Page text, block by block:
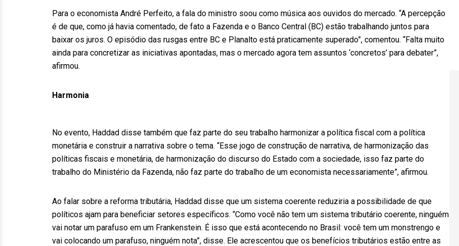
Para o economista André Perfeito, a fala do ministro soou como música aos ouvidos do mercado. “A percepção
é de que, como já havia comentado, de fato a Fazenda e o Banco Central (BC) estão trabalhando juntos para
baixar os juros. O episódio das rusgas entre BC e Planalto está praticamente superado”, comentou. “Falta muito
ainda para concretizar as iniciativas apontadas, mas o mercado agora tem assuntos ‘concretos’ para debater”,
afirmou.
Harmonia
No evento, Haddad disse também que faz parte do seu trabalho harmonizar a política fiscal com a política
monetária e construir a narrativa sobre o tema. “Esse jogo de construção de narrativa, de harmonização das
políticas fiscais e monetária, de harmonização do discurso do Estado com a sociedade, isso faz parte do
trabalho do Ministério da Fazenda, não faz parte do trabalho de um economista necessariamente”, afirmou.
Ao falar sobre a reforma tributária, Haddad disse que um sistema coerente reduziria a possibilidade de que
políticos ajam para beneficiar setores específicos. “Como você não tem um sistema tributário coerente, ninguém
vai notar um parafuso em um Frankenstein. É isso que está acontecendo no Brasil: você tem um monstrengo e
vai colocando um parafuso, ninguém nota”, disse. Ele acrescentou que os benefícios tributários estão entre as